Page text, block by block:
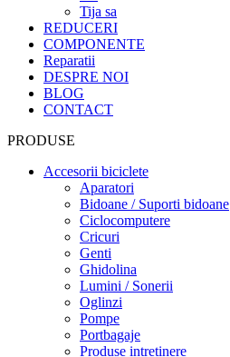
Tija sa
REDUCERI
COMPONENTE
Reparatii
DESPRE NOI
BLOG
CONTACT
PRODUSE
Accesorii biciclete
Aparatori
Bidoane / Suporti bidoane
Ciclocomputere
Cricuri
Genti
Ghidolina
Lumini / Sonerii
Oglinzi
Pompe
Portbagaje
Produse intretinere